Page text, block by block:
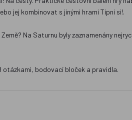
jej kombinovat s jinými hrami Tipni si!.
Na Saturnu byly zaznamenány
otázkami, bodovací bloček a pravidla.